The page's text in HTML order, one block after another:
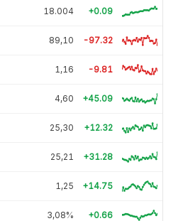
18.004 +0.09
89,10 -97.32
1,16 -9.81
4,60 +45.09
25,30 +12.32
25,21 +31.28
1,25 +14.75
3,08% +0.66